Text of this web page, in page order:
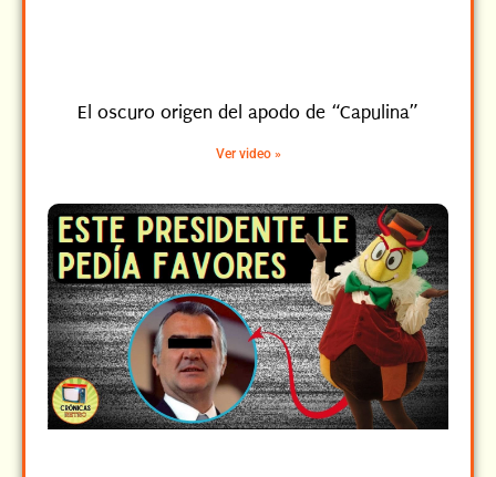
El oscuro origen del apodo de “Capulina”
Ver video »